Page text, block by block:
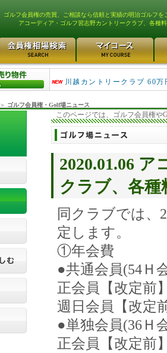
ゴルフ会員権の売買、ご相談なら信頼と実績の明治ゴルフを
アコーディア・ゴルフ習志野カントリークラブ、各種
津久井湖ゴルフ倶楽部 80万
川越カントリークラブ 60万
＞ ゴルフ会員権・Golf場ニュース
このページでは、ゴルフ会員権や
2020.01.06
クラブ、各種
同クラブでは、
定します。
①年会費
●共通会員(54
正会員【改定前
週日会員【改定
●単独会員(36
正会員【改定前